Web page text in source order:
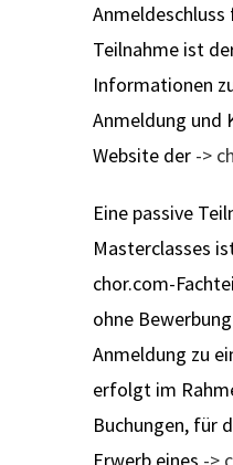
Teilnahme ist
Informationen
Anmeldung und
Website der ->
Eine passive
Masterclasses
chor.com-
ohne
Anmeldung zu
erfolgt im
Buchungen, für